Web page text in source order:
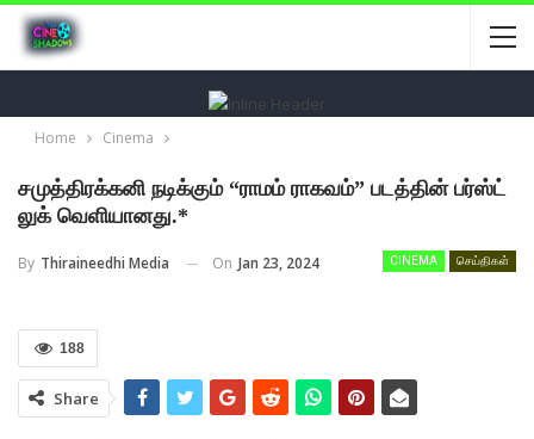
Home Cinema
சமுத்திரக்கனி நடிக்கும் “ராமம் ராகவம்” படத்தின் பர்ஸ்ட்
லுக் வெளியானது.*
CINEMA செய்திகள்
By Thiraineedhi Media On Jan 23, 2024
188
Share